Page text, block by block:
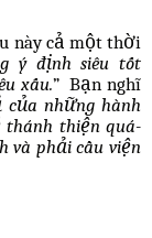
này cả một thời
ý định siêu tốt
xấu.” Bạn nghĩ
của những hành
thánh thiện quá-
và phải cầu viện